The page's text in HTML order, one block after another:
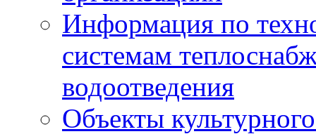
Информация по
системам
водоотведения
Объекты